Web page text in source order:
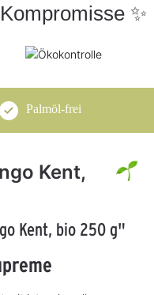
✨
Palmöl-frei
Kent,
Kent, bio 250 g"